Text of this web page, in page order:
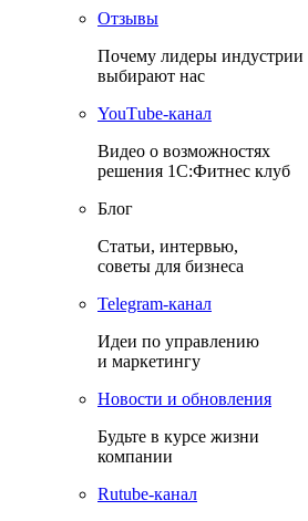
Отзывы
Почему лидеры индустрии
выбирают нас
YouТube-канал
Видео о возможностях
решения 1С:Фитнес клуб
Блог
Статьи, интервью,
советы для бизнеса
Теlegram-канал
Идеи по управлению
и маркетингу
Новости и обновления
Будьте в курсе жизни
компании
Rutube-канал